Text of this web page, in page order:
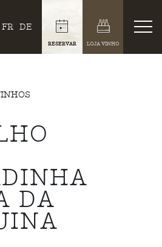
FR DE
RESERVAR LOJA VINHO
DA